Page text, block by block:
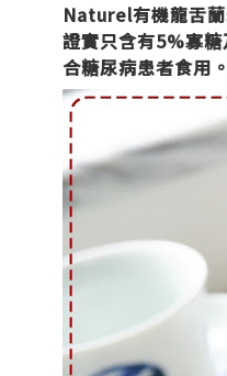
Naturel有機龍舌
證實只含有5%寡糖
合糖尿病患者食用。